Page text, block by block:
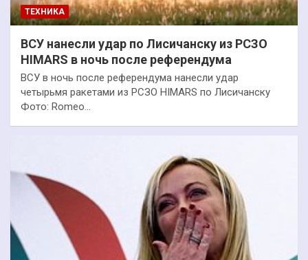
ТЕХНИКА
ВСУ нанесли удар по Лисичанску из РСЗО
HIMARS в ночь после референдума
ВСУ в ночь после референдума нанесли удар
четырьмя ракетами из РСЗО HIMARS по Лисичанску
Фото: Romeo…